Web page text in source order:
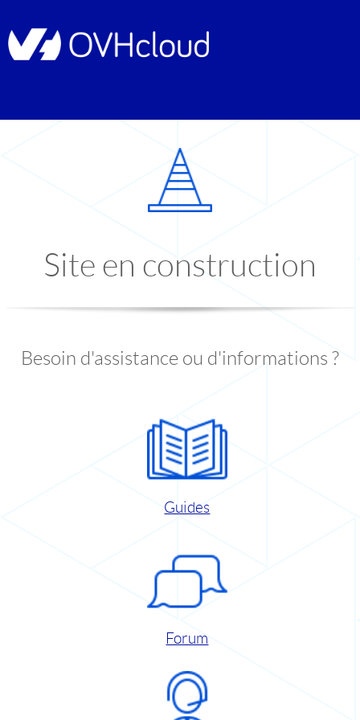
Site en construction
Besoin d'assistance ou d'informations ?
Guides
Forum